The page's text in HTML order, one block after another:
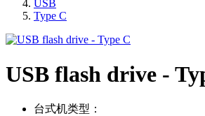
USB
Type C
USB flash drive -
台式机类型：